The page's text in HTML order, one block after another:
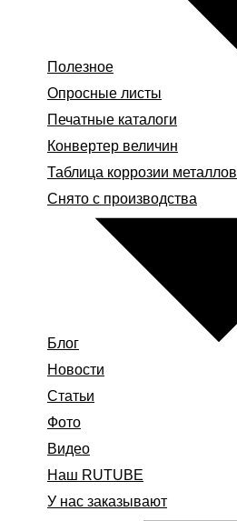
Полезное
Опросные листы
Печатные каталоги
Конвертер величин
Таблица коррозии металлов
Снято с производства
Блог
Новости
Статьи
Фото
Видео
Наш RUTUBE
У нас заказывают